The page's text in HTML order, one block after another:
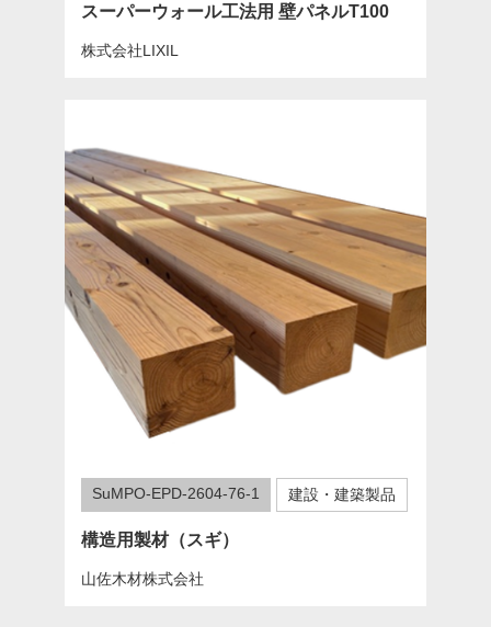
スーパーウォール工法用 壁パネルT100
株式会社LIXIL
SuMPO-EPD-2604-76-1 建設・建築製品
構造用製材（スギ）
山佐木材株式会社